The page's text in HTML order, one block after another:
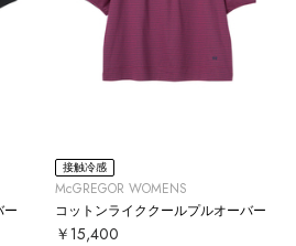
ー
接触冷感
McGREGOR WOMENS
コットンライククールプルオーバー
￥15,400